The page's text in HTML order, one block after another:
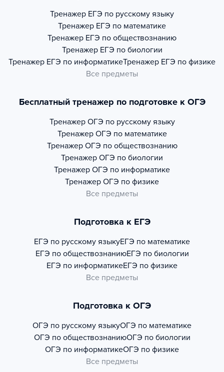
Тренажер ЕГЭ по русскому языку
Тренажер ЕГЭ по математике
Тренажер ЕГЭ по обществознанию
Тренажер ЕГЭ по биологии
Тренажер ЕГЭ по информатикеТренажер ЕГЭ по физике
Все предметы
Бесплатный тренажер по подготовке к ОГЭ
Тренажер ОГЭ по русскому языку
Тренажер ОГЭ по математике
Тренажер ОГЭ по обществознанию
Тренажер ОГЭ по биологии
Тренажер ОГЭ по информатике
Тренажер ОГЭ по физике
Все предметы
Подготовка к ЕГЭ
ЕГЭ по русскому языкуЕГЭ по математике
ЕГЭ по обществознаниюЕГЭ по биологии
ЕГЭ по информатикеЕГЭ по физике
Все предметы
Подготовка к ОГЭ
ОГЭ по русскому языкуОГЭ по математике
ОГЭ по обществознаниюОГЭ по биологии
ОГЭ по информатикеОГЭ по физике
Все предметы